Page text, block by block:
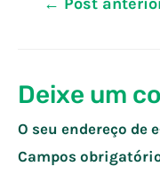
Deixe um
O seu endereço de
Campos